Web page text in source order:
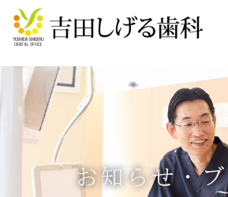
お知らせ・